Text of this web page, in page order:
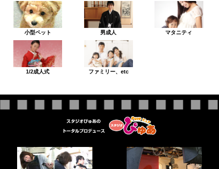
小型ペット 男成人 マタニティ
1/2成人式 ファミリー、etc